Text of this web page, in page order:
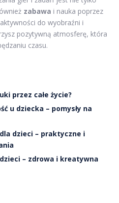
zabawa i nauka poprzez
do wyobraźni i
pozytywną atmosferę, która
czasu.
przez całe życie?
u dziecka – pomysły na
dzieci – praktyczne i
– zdrowa i kreatywna